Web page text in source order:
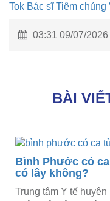
Tok Bác sĩ Tiêm chủng
03:31 09/07/2026
BÀI
Bình Phước có
có lây không?
Trung tâm Y tế